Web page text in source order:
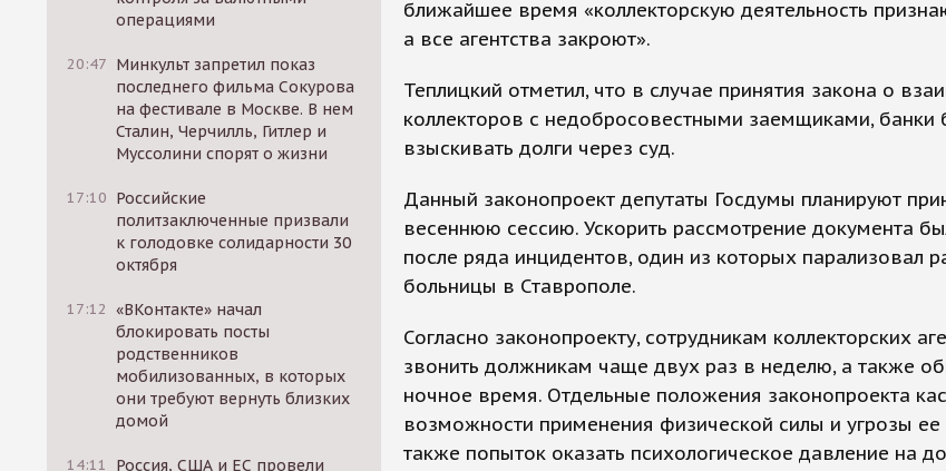
операциями
20:47 Минкульт запретил показ
последнего фильма Сокурова
на фестивале в Москве. В нем
Сталин, Черчилль, Гитлер и
Муссолини спорят о жизни
17:10 Российские
политзаключенные призвали
к голодовке солидарности 30
октября
17:12 «ВКонтакте» начал
блокировать посты
родственников
мобилизованных, в которых
они требуют вернуть близких
домой
14:11
Россия, США и ЕС провели
ближайшее время «коллекторскую деятельность
а все агентства закроют».
Теплицкий отметил, что в случае принятия закона о
коллекторов с недобросовестными заемщиками, банки
взыскивать долги через суд.
Данный законопроект депутаты Госдумы планируют
весеннюю сессию. Ускорить рассмотрение документа
после ряда инцидентов, один из которых парализовал
больницы в Ставрополе.
Согласно законопроекту, сотрудникам коллекторских
звонить должникам чаще двух раз в неделю, а также
ночное время. Отдельные положения законопроекта
возможности применения физической силы и угрозы ее
также попыток оказать психологическое давление на